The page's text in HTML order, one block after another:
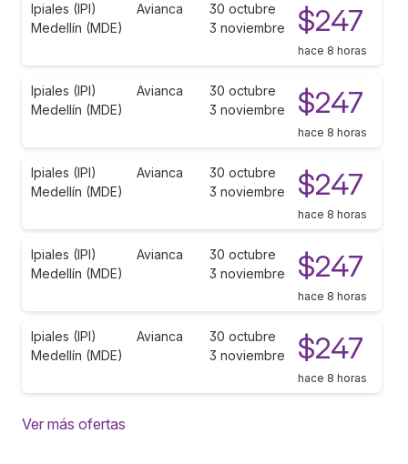
Ipiales (IPI)
Medellín (MDE)
Avianca
30 octubre
3 noviembre
$247
hace 8 horas
Ipiales (IPI)
Medellín (MDE)
Avianca
30 octubre
3 noviembre
$247
hace 8 horas
Ipiales (IPI)
Medellín (MDE)
Avianca
30 octubre
3 noviembre
$247
hace 8 horas
Ipiales (IPI)
Medellín (MDE)
Avianca
30 octubre
3 noviembre
$247
hace 8 horas
Ipiales (IPI)
Medellín (MDE)
Avianca
30 octubre
3 noviembre
$247
hace 8 horas
Ver más ofertas